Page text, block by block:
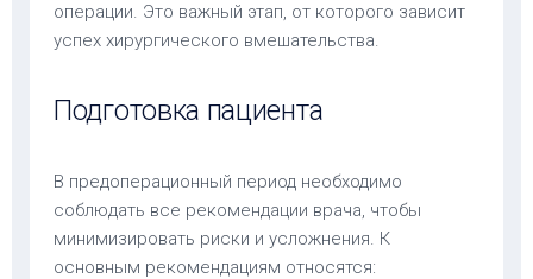
операции. Это важный этап, от которого зависит
успех хирургического вмешательства.
Подготовка пациента
В предоперационный период необходимо
соблюдать все рекомендации врача, чтобы
минимизировать риски и усложнения. К
основным рекомендациям относятся: